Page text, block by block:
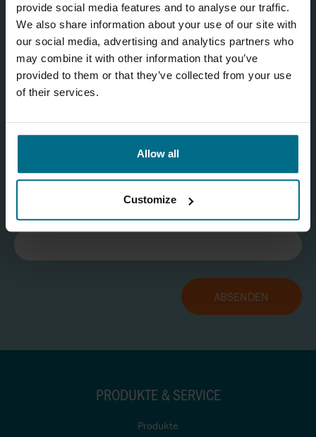
provide social media features and to analyse our traffic.
We also share information about your use of our site with
our social media, advertising and analytics partners who
may combine it with other information that you’ve
provided to them or that they’ve collected from your use
of their services.
Allow all
Customize
Ihre persönlichen Daten werden vertraulich behandelt. Sie
können der Nutzung Ihrer Daten jederzeit widersprechen.
Weitere Informationen finden Sie in unserer
Datenschutzerklärung.
Ja, ich bin mit der Verarbeitung meiner Daten wie oben
PRODUKTE & SERVICE
Produkte